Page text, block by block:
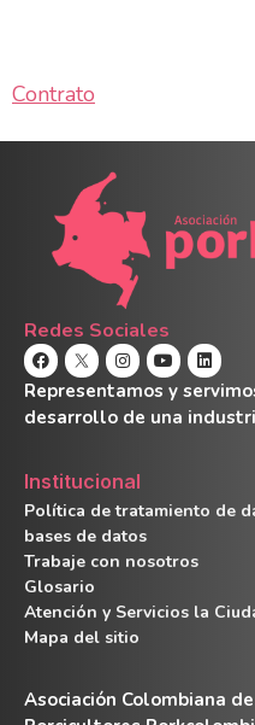
Contrato
Redes Sociales
Representamos y
desarrollo de una
Institucional
Política de tratamiento de
bases de datos
Trabaje con nosotros
Glosario
Atención y Servicios la
Mapa del sitio
Asociación Colombiana de